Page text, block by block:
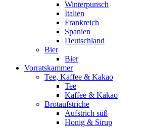
Winterpunsch
Italien
Frankreich
Spanien
Deutschland
Bier
Bier
Vorratskammer
Tee, Kaffee & Kakao
Tee
Kaffee & Kakao
Brotaufstriche
Aufstrich süß
Honig & Sirup